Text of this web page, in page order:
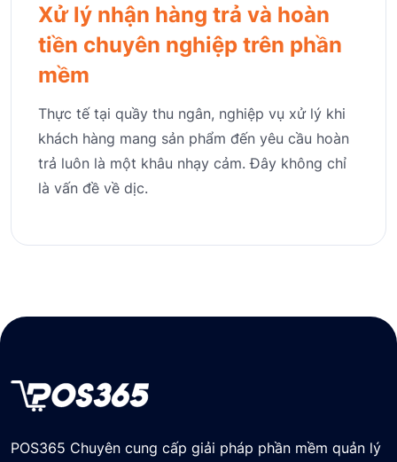
Xử lý nhận hàng trả và hoàn
tiền chuyên nghiệp trên phần
mềm
Thực tế tại quầy thu ngân, nghiệp vụ xử lý khi
khách hàng mang sản phẩm đến yêu cầu hoàn
trả luôn là một khâu nhạy cảm. Đây không chỉ
là vấn đề về dịc.
POS365 Chuyên cung cấp giải pháp phần mềm quản lý